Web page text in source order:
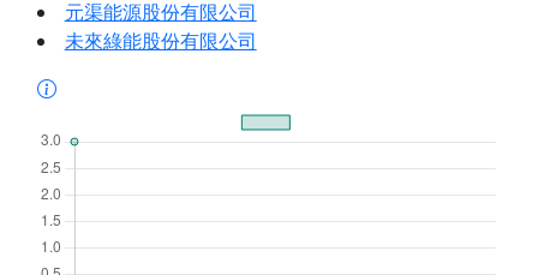
元渠能源股份有限公司
未來綠能股份有限公司